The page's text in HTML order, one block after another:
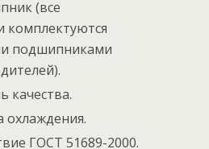
(все
комплектуются
подшипниками
качества.
охлаждения.
ГОСТ 51689-2000.